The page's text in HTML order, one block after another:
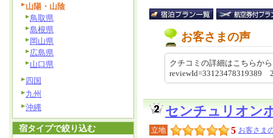
お客さまの声
クチコミの詳細はこちらか
reviewId=33123478319389
センチュリオン
立地 5 お客さま
山陽・山陰
鳥取県
島根県
岡山県
広島県
山口県
四国
九州
沖縄
宿タイプで絞り込む